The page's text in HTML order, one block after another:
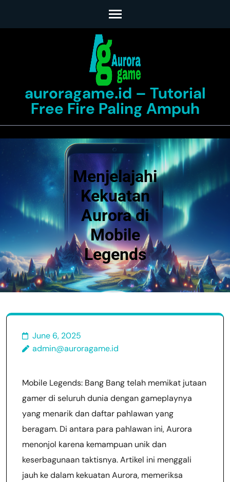
auroragame.id – Tutorial
Free Fire Paling Ampuh
Menjelajahi
Kekuatan
Aurora di
Mobile
Legends
June 6, 2025
admin@auroragame.id
Mobile Legends: Bang Bang telah memikat jutaan
gamer di seluruh dunia dengan gameplaynya
yang menarik dan daftar pahlawan yang
beragam. Di antara para pahlawan ini, Aurora
menonjol karena kemampuan unik dan
keserbagunaan taktisnya. Artikel ini menggali
jauh ke dalam kekuatan Aurora, memeriksa